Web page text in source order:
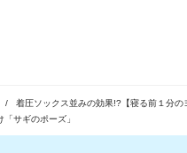
着圧ソックス並みの効果!?【寝る前１分の
サギのポーズ」